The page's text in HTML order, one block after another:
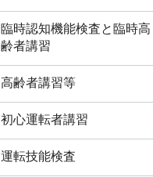
臨時認知機能検査と臨時高
齢者講習
高齢者講習等
初心運転者講習
運転技能検査